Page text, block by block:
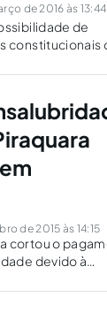
de 2016 às 13:44
de
constitucionais
sociais
de 2015 às 14:15
cortou o
devido à